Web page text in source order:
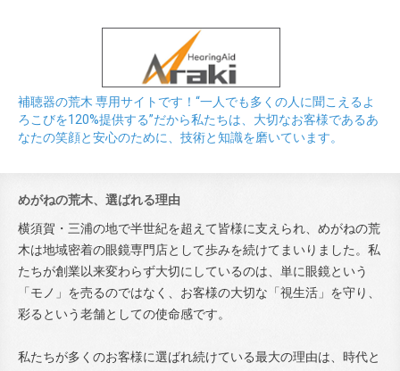
補聴器の荒木 専用サイトです！“一人でも多くの人に聞こえるよ
ろこびを120%提供する”だから私たちは、大切なお客様であるあ
なたの笑顔と安心のために、技術と知識を磨いています。
めがねの荒木、選ばれる理由
横須賀・三浦の地で半世紀を超えて皆様に支えられ、めがねの荒
木は地域密着の眼鏡専門店として歩みを続けてまいりました。私
たちが創業以来変わらず大切にしているのは、単に眼鏡という
「モノ」を売るのではなく、お客様の大切な「視生活」を守り、
彩るという老舗としての使命感です。
私たちが多くのお客様に選ばれ続けている最大の理由は、時代と